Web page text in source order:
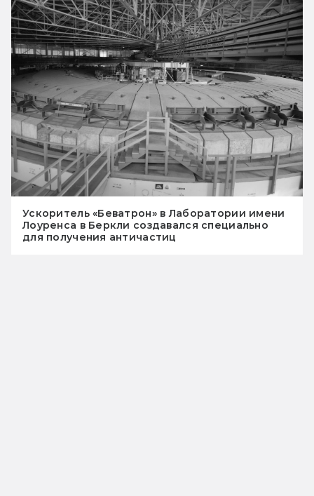
Ускоритель «Беватрон» в Лаборатории имени
Лоуренса в Беркли создавался специально
для получения античастиц